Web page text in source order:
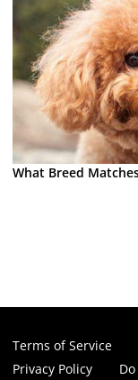
What Breed
Terms of Service
Privacy Policy